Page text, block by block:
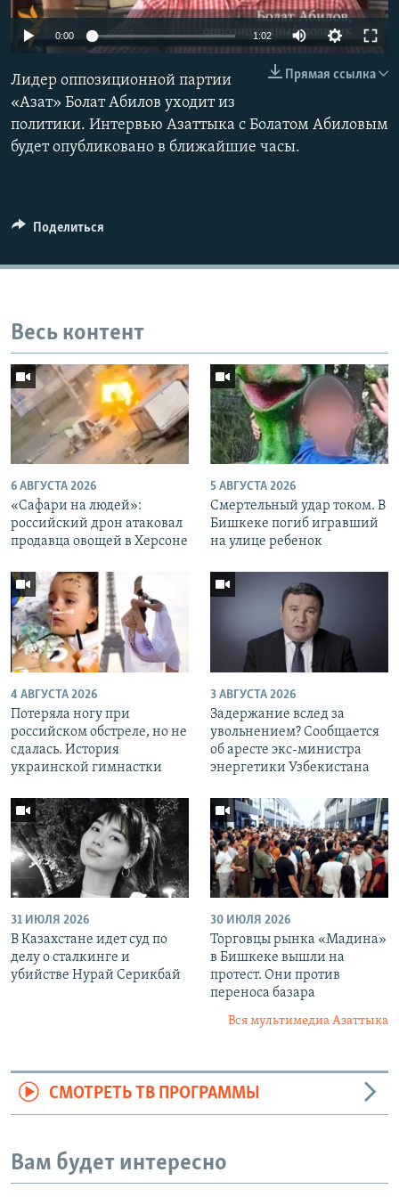
0:00 1:02
Прямая ссылка
Лидер оппозиционной партии
«Азат» Болат Абилов уходит из
политики. Интервью Азаттыка с Болатом Абиловым
будет опубликовано в ближайшие часы.
Поделиться
Весь контент
6 АВГУСТА 2026
«Cафари на людей»:
российский дрон атаковал
продавца овощей в Херсоне
5 АВГУСТА 2026
Смертельный удар током. В
Бишкеке погиб игравший
на улице ребенок
4 АВГУСТА 2026
Потеряла ногу при
российском обстреле, но не
сдалась. История
украинской гимнастки
3 АВГУСТА 2026
Задержание вслед за
увольнением? Сообщается
об аресте экс-министра
энергетики Узбекистана
31 ИЮЛЯ 2026
В Казахстане идет суд по
делу о сталкинге и
убийстве Нурай Серикбай
30 ИЮЛЯ 2026
Торговцы рынка «Мадина»
в Бишкеке вышли на
протест. Они против
переноса базара
Вся мультимедиа Азаттыка
СМОТРЕТЬ ТВ ПРОГРАММЫ
Вам будет интересно